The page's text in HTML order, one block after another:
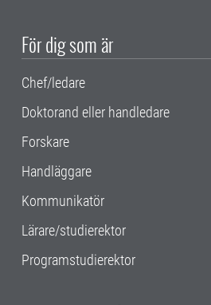
För dig som är
Chef/ledare
Doktorand eller handledare
Forskare
Handläggare
Kommunikatör
Lärare/studierektor
Programstudierektor